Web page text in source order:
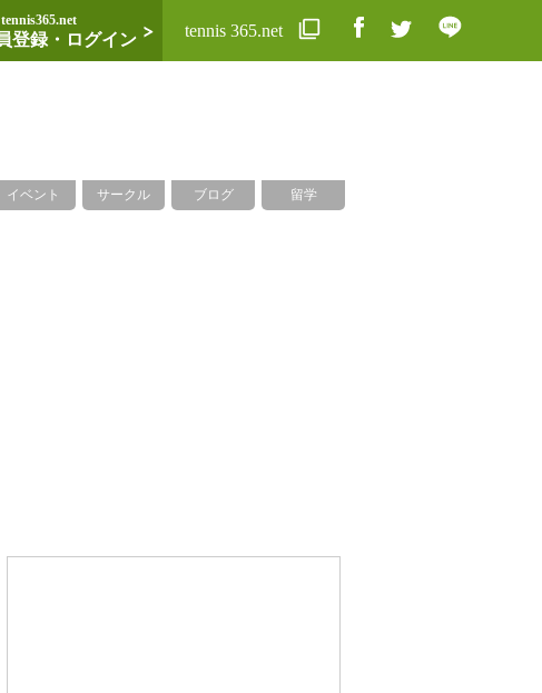
tennis365.net
登録・ログイン tennis 365.net
イベント サークル ブログ 留学